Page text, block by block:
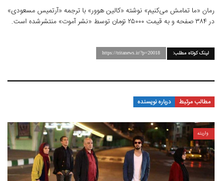
رمان «ما تمامش می‌کنیم» نوشته‌ «کالین هوور» با ترجمه‌ «آرتمیس مسعودی»
در ۳۸۴ صفحه و به قیمت ۲۵۰۰۰ تومان توسط «نشر آموت» منتشرشده است.
لینک کوتاه مطلب: https://tritanews.ir/?p=20018
مطالب مرتبط درباره نویسنده
واریته